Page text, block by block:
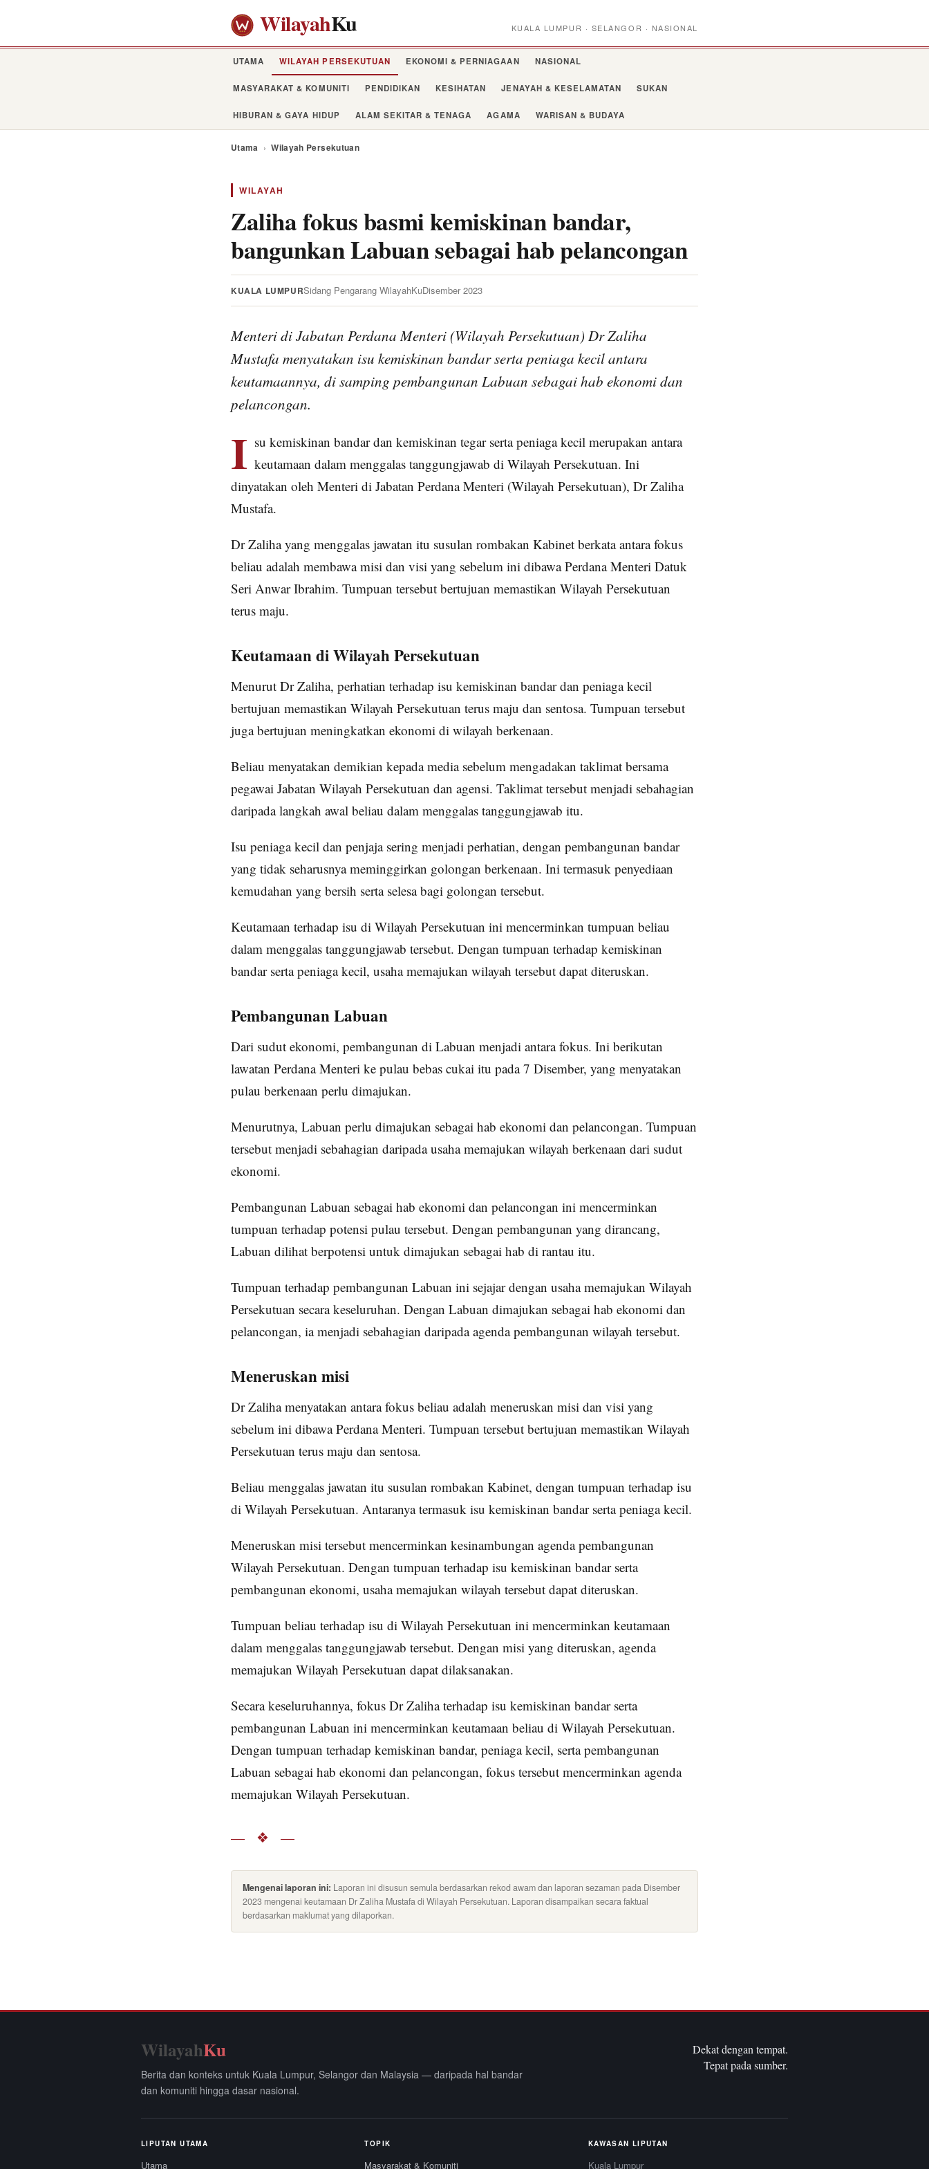
WilayahKu KUALA LUMPUR · SELANGOR · NASIONAL
UTAMA WILAYAH PERSEKUTUAN EKONOMI & PERNIAGAAN NASIONAL
MASYARAKAT & KOMUNITI PENDIDIKAN KESIHATAN JENAYAH & KESELAMATAN SUKAN
HIBURAN & GAYA HIDUP ALAM SEKITAR & TENAGA AGAMA WARISAN & BUDAYA
Utama › Wilayah Persekutuan
WILAYAH
Zaliha fokus basmi kemiskinan bandar,
bangunkan Labuan sebagai hab pelancongan
KUALA LUMPURSidang Pengarang WilayahKuDisember 2023
Menteri di Jabatan Perdana Menteri (Wilayah Persekutuan) Dr Zaliha
Mustafa menyatakan isu kemiskinan bandar serta peniaga kecil antara
keutamaannya, di samping pembangunan Labuan sebagai hab ekonomi dan
pelancongan.
I su kemiskinan bandar dan kemiskinan tegar serta peniaga kecil merupakan antara
keutamaan dalam menggalas tanggungjawab di Wilayah Persekutuan. Ini
dinyatakan oleh Menteri di Jabatan Perdana Menteri (Wilayah Persekutuan), Dr Zaliha
Mustafa.
Dr Zaliha yang menggalas jawatan itu susulan rombakan Kabinet berkata antara fokus
beliau adalah membawa misi dan visi yang sebelum ini dibawa Perdana Menteri Datuk
Seri Anwar Ibrahim. Tumpuan tersebut bertujuan memastikan Wilayah Persekutuan
terus maju.
Keutamaan di Wilayah Persekutuan
Menurut Dr Zaliha, perhatian terhadap isu kemiskinan bandar dan peniaga kecil
bertujuan memastikan Wilayah Persekutuan terus maju dan sentosa. Tumpuan tersebut
juga bertujuan meningkatkan ekonomi di wilayah berkenaan.
Beliau menyatakan demikian kepada media sebelum mengadakan taklimat bersama
pegawai Jabatan Wilayah Persekutuan dan agensi. Taklimat tersebut menjadi sebahagian
daripada langkah awal beliau dalam menggalas tanggungjawab itu.
Isu peniaga kecil dan penjaja sering menjadi perhatian, dengan pembangunan bandar
yang tidak seharusnya meminggirkan golongan berkenaan. Ini termasuk penyediaan
kemudahan yang bersih serta selesa bagi golongan tersebut.
Keutamaan terhadap isu di Wilayah Persekutuan ini mencerminkan tumpuan beliau
dalam menggalas tanggungjawab tersebut. Dengan tumpuan terhadap kemiskinan
bandar serta peniaga kecil, usaha memajukan wilayah tersebut dapat diteruskan.
Pembangunan Labuan
Dari sudut ekonomi, pembangunan di Labuan menjadi antara fokus. Ini berikutan
lawatan Perdana Menteri ke pulau bebas cukai itu pada 7 Disember, yang menyatakan
pulau berkenaan perlu dimajukan.
Menurutnya, Labuan perlu dimajukan sebagai hab ekonomi dan pelancongan. Tumpuan
tersebut menjadi sebahagian daripada usaha memajukan wilayah berkenaan dari sudut
ekonomi.
Pembangunan Labuan sebagai hab ekonomi dan pelancongan ini mencerminkan
tumpuan terhadap potensi pulau tersebut. Dengan pembangunan yang dirancang,
Labuan dilihat berpotensi untuk dimajukan sebagai hab di rantau itu.
Tumpuan terhadap pembangunan Labuan ini sejajar dengan usaha memajukan Wilayah
Persekutuan secara keseluruhan. Dengan Labuan dimajukan sebagai hab ekonomi dan
pelancongan, ia menjadi sebahagian daripada agenda pembangunan wilayah tersebut.
Meneruskan misi
Dr Zaliha menyatakan antara fokus beliau adalah meneruskan misi dan visi yang
sebelum ini dibawa Perdana Menteri. Tumpuan tersebut bertujuan memastikan Wilayah
Persekutuan terus maju dan sentosa.
Beliau menggalas jawatan itu susulan rombakan Kabinet, dengan tumpuan terhadap isu
di Wilayah Persekutuan. Antaranya termasuk isu kemiskinan bandar serta peniaga kecil.
Meneruskan misi tersebut mencerminkan kesinambungan agenda pembangunan
Wilayah Persekutuan. Dengan tumpuan terhadap isu kemiskinan bandar serta
pembangunan ekonomi, usaha memajukan wilayah tersebut dapat diteruskan.
Tumpuan beliau terhadap isu di Wilayah Persekutuan ini mencerminkan keutamaan
dalam menggalas tanggungjawab tersebut. Dengan misi yang diteruskan, agenda
memajukan Wilayah Persekutuan dapat dilaksanakan.
Secara keseluruhannya, fokus Dr Zaliha terhadap isu kemiskinan bandar serta
pembangunan Labuan ini mencerminkan keutamaan beliau di Wilayah Persekutuan.
Dengan tumpuan terhadap kemiskinan bandar, peniaga kecil, serta pembangunan
Labuan sebagai hab ekonomi dan pelancongan, fokus tersebut mencerminkan agenda
memajukan Wilayah Persekutuan.
— ❖ —
Mengenai laporan ini: Laporan ini disusun semula berdasarkan rekod awam dan laporan sezaman pada Disember
2023 mengenai keutamaan Dr Zaliha Mustafa di Wilayah Persekutuan. Laporan disampaikan secara faktual
berdasarkan maklumat yang dilaporkan.
WilayahKu
Berita dan konteks untuk Kuala Lumpur, Selangor dan Malaysia — daripada hal bandar
dan komuniti hingga dasar nasional.
Dekat dengan tempat.
Tepat pada sumber.
LIPUTAN UTAMA
Utama
TOPIK
Masyarakat & Komuniti
KAWASAN LIPUTAN
Kuala Lumpur